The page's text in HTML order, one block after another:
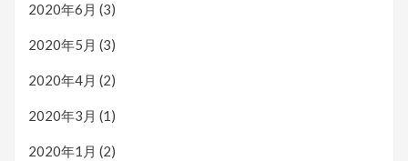
2020年6月 (3)
2020年5月 (3)
2020年4月 (2)
2020年3月 (1)
2020年1月 (2)